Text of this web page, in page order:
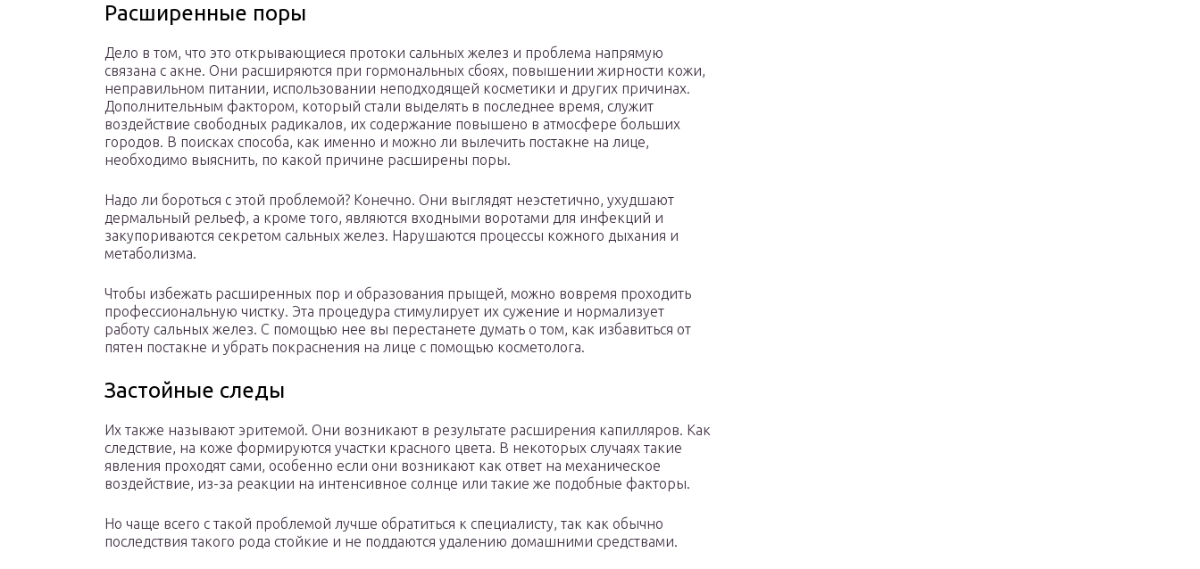
Расширенные поры
Дело в том, что это открывающиеся протоки сальных желез и проблема напрямую
связана с акне. Они расширяются при гормональных сбоях, повышении жирности кожи,
неправильном питании, использовании неподходящей косметики и других причинах.
Дополнительным фактором, который стали выделять в последнее время, служит
воздействие свободных радикалов, их содержание повышено в атмосфере больших
городов. В поисках способа, как именно и можно ли вылечить постакне на лице,
необходимо выяснить, по какой причине расширены поры.
Надо ли бороться с этой проблемой? Конечно. Они выглядят неэстетично, ухудшают
дермальный рельеф, а кроме того, являются входными воротами для инфекций и
закупориваются секретом сальных желез. Нарушаются процессы кожного дыхания и
метаболизма.
Чтобы избежать расширенных пор и образования прыщей, можно вовремя проходить
профессиональную чистку. Эта процедура стимулирует их сужение и нормализует
работу сальных желез. С помощью нее вы перестанете думать о том, как избавиться от
пятен постакне и убрать покраснения на лице с помощью косметолога.
Застойные следы
Их также называют эритемой. Они возникают в результате расширения капилляров. Как
следствие, на коже формируются участки красного цвета. В некоторых случаях такие
явления проходят сами, особенно если они возникают как ответ на механическое
воздействие, из-за реакции на интенсивное солнце или такие же подобные факторы.
Но чаще всего с такой проблемой лучше обратиться к специалисту, так как обычно
последствия такого рода стойкие и не поддаются удалению домашними средствами.